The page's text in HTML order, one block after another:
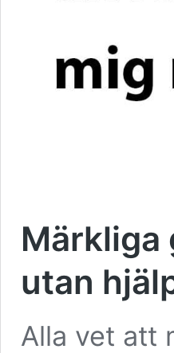
Märkliga
utan
Alla vet att